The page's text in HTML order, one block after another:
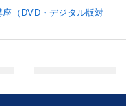
座（DVD・デジタル版対